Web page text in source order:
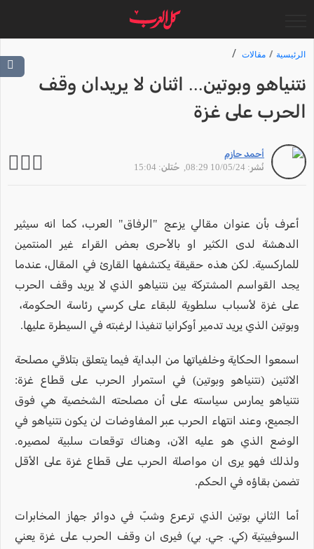
الرئيسية مقالات
نتنياهو وبوتين... اثنان لا يريدان وقف
الحرب على غزة
أحمد حازم
نُشر: 10/05/24 08:29
, حُتلن: 15:04
أعرف بأن عنوان مقالي يزعج "الرفاق" العرب، كما انه سيثير
الدهشة لدى الكثير او بالأحرى بعض القراء غير المنتمين
للماركسية. لكن هذه حقيقة يكتشفها القارئ في المقال، عندما
يجد القواسم المشتركة بين نتنياهو الذي لا يريد وقف الحرب
على غزة لأسباب سلطوية للبقاء على كرسي رئاسة الحكومة،
وبوتين الذي يريد تدمير أوكرانيا تنفيذا لرغبته في السيطرة عليها.
اسمعوا الحكاية وخلفياتها من البداية فيما يتعلق بتلاقي مصلحة
الاثنين (نتنياهو وبوتين) في استمرار الحرب على قطاع غزة:
نتنياهو يمارس سياسته على أن مصلحته الشخصية هي فوق
الجميع، وعند انتهاء الحرب عبر المفاوضات لن يكون نتنياهو في
الوضع الذي هو عليه الآن، وهناك توقعات سلبية لمصيره.
ولذلك فهو يرى ان مواصلة الحرب على قطاع غزة على الأقل
تضمن بقاؤه في الحكم.
أما الثاني بوتين الذي ترعرع وشبّ في دوائر جهاز المخابرات
السوفييتية (كي. جي. بي) فيرى ان وقف الحرب على غزة يعني